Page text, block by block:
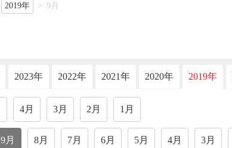
2019年 9月
2023年 2022年 2021年 2020年 2019年
4月 3月 2月 1月
9月 8月 7月 6月 5月 4月 3月